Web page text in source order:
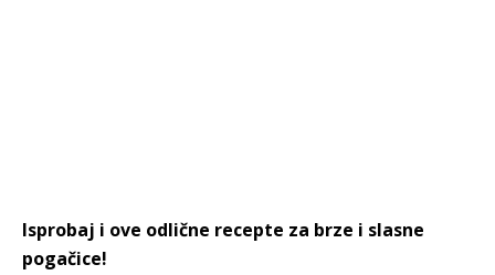
Isprobaj i ove odlične recepte za brze i slasne
pogačice!